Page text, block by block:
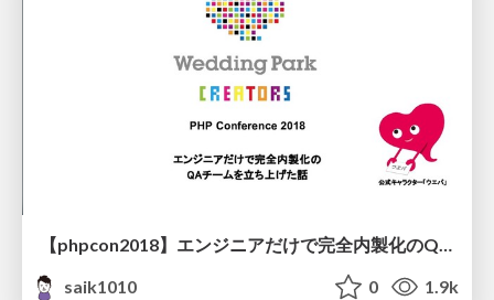
【phpcon2018】エンジニアだけで完全内製化のQAチームを立ち上げた話
saik1010
0 1.9k